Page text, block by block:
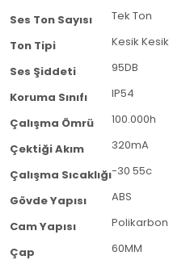
Ses Ton Sayısı Tek Ton
Ton Tipi Kesik Kesik
Ses Şiddeti 95DB
Koruma Sınıfı IP54
Çalışma Ömrü 100.000h
Çektiği Akım 320mA
Çalışma Sıcaklığı-30 55c
Gövde Yapısı ABS
Cam Yapısı Polikarbon
Çap 60MM